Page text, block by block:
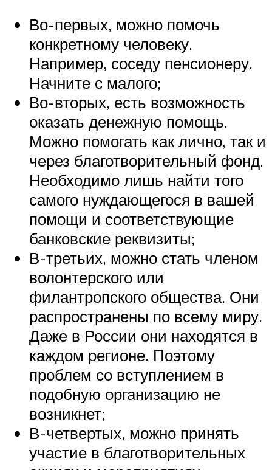
Во-первых, можно помочь
конкретному человеку.
Например, соседу пенсионеру.
Начните с малого;
Во-вторых, есть возможность
оказать денежную помощь.
Можно помогать как лично, так и
через благотворительный фонд.
Необходимо лишь найти того
самого нуждающегося в вашей
помощи и соответствующие
банковские реквизиты;
В-третьих, можно стать членом
волонтерского или
филантропского общества. Они
распространены по всему миру.
Даже в России они находятся в
каждом регионе. Поэтому
проблем со вступлением в
подобную организацию не
возникнет;
В-четвертых, можно принять
участие в благотворительных